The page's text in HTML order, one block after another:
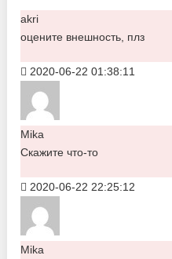
akri
оцените внешность, плз
2020-06-22 01:38:11
Mika
Скажите что-то
2020-06-22 22:25:12
Mika